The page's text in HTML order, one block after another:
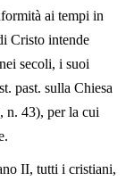
ai tempi in
Cristo intende
secoli, i suoi
past. sulla Chiesa
, n. 43), per la cui
II, tutti i cristiani,